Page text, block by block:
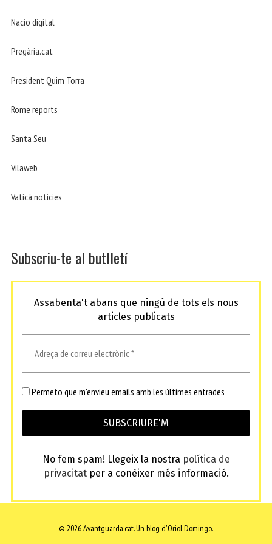
Nacio digital
Pregària.cat
President Quim Torra
Rome reports
Santa Seu
Vilaweb
Vaticá noticies
Subscriu-te al butlletí
Assabenta't abans que ningú de tots els nous
articles publicats
Permeto que m'envieu emails amb les últimes entrades
No fem spam! Llegeix la nostra política de
privacitatper a conèixer més informació.
© 2026 Avantguarda.cat.Un blog d'Oriol Domingo.